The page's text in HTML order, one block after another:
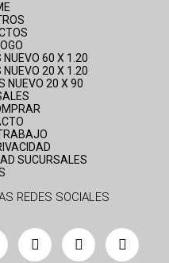
NUEVO 60 X 1.20
NUEVO 20 X 1.20
NUEVO 20 X 90
SUCURSALES
REDES SOCIALES